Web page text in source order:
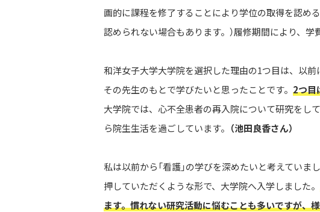
画的に課程を修了することにより学位の取得を認め
認められない場合もあります。）履修期間により、
和洋女子大学大学院を選択した理由の1つ目は、以
その先生のもとで学びたいと思ったことです。 2つ目
大学院では、心不全患者の再入院について研究をし
ら院生生活を過ごしています。 （池田良香さん）
私は以前から「看護」の学びを深めたいと考えてい
押していただくような形で、大学院へ入学しました。
ます。慣れない研究活動に悩むことも多いですが、